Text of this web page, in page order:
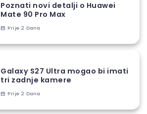
Poznati novi detalji o Huawei
Mate 90 Pro Max
Prije 2 Dana
Galaxy S27 Ultra mogao bi imati
tri zadnje kamere
Prije 2 Dana